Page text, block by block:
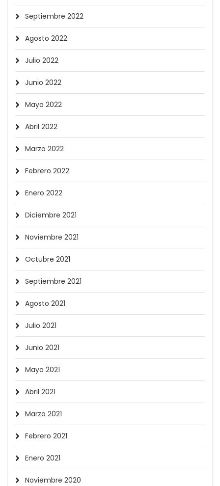
Septiembre 2022
Agosto 2022
Julio 2022
Junio 2022
Mayo 2022
Abril 2022
Marzo 2022
Febrero 2022
Enero 2022
Diciembre 2021
Noviembre 2021
Octubre 2021
Septiembre 2021
Agosto 2021
Julio 2021
Junio 2021
Mayo 2021
Abril 2021
Marzo 2021
Febrero 2021
Enero 2021
Noviembre 2020